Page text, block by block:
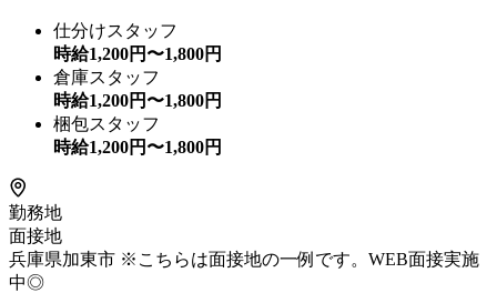
仕分けスタッフ
時給1,200円〜1,800円
倉庫スタッフ
時給1,200円〜1,800円
梱包スタッフ
時給1,200円〜1,800円
勤務地
面接地
兵庫県加東市 ※こちらは面接地の一例です。WEB面接実施
中◎